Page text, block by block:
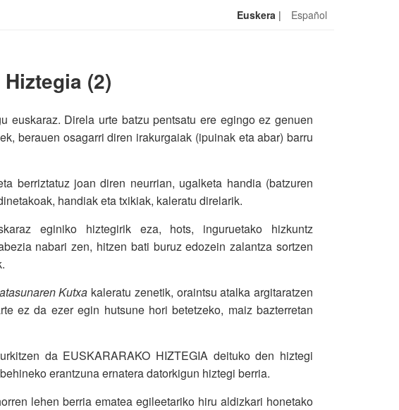
Euskera | Español
(2)
euskaraz. Direla urte batzu pentsatu ere egingo ez genuen
berauen osagarri diren irakurgaiak (ipuinak eta abar) barru
berriztatuz joan diren neurrian, ugalketa handia (batzuren
handiak eta txikiak, kaleratu direlarik.
eginiko hiztegirik eza, hots, inguruetako hizkuntz
nabari zen, hitzen bati buruz edozein zalantza sortzen
Kutxa kaleratu zenetik, oraintsu atalka argitaratzen
ez da ezer egin hutsune hori betetzeko, maiz bazterretan
da EUSKARARAKO HIZTEGIA deituko den hiztegi
erantzuna ernatera datorkigun hiztegi berria.
lehen berria ematea egileetariko hiru aldizkari honetako